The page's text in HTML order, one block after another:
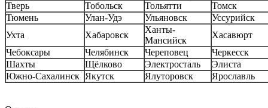
Тверь
Тобольск Тольятти
Томск
Тюмень
Улан-Удэ Ульяновск
Уссурийск
Ухта
Хабаровск
Ханты-
Мансийск
Хасавюрт
Чебоксары
Челябинск Череповец
Черкесск
Шахты
Щёлково Электросталь
Элиста
Южно-Сахалинск Якутск Ялуторовск Ярославль